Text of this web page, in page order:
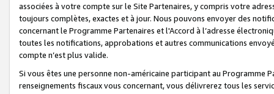
associées à votre compte sur le Site Partenaires, y compris votre
toujours complètes, exactes et à jour. Nous pouvons envoyer des
concernant le Programme Partenaires et l'Accord à l’adresse
toutes les notifications, approbations et autres communications
compte n’est plus valide.
Si vous êtes une personne non-américaine participant au
renseignements fiscaux vous concernant, vous délivrerez tous les